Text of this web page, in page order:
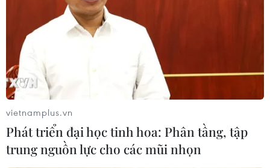
TIN CÙNG CHUYÊN MỤC
Nga sẵn sàng mở cửa đàm
phán Ukraine nhưng ra điều kiện về
an ninh
10/08/2026 16:12
Tấn công gây nhiều thương vong tại
Nga và Ukraine
10/08/2026 10:29
vietnamplus.vn
Phát triển đại học tinh hoa: Phân tầng, tập
trung nguồn lực cho các mũi nhọn